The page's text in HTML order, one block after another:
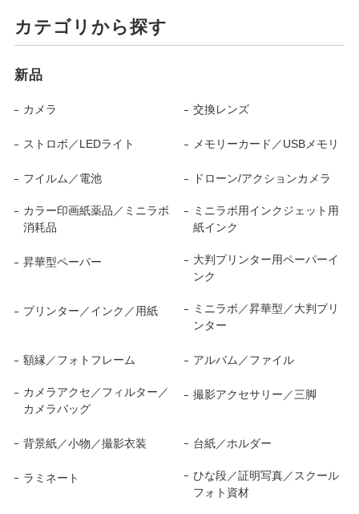
カテゴリから探す
新品
カメラ 交換レンズ
ストロボ／LEDライト メモリーカード／USBメモリ
フイルム／電池 ドローン/アクションカメラ
カラー印画紙薬品／ミニラボ
消耗品
ミニラボ用インクジェット用
紙インク
昇華型ペーパー
大判プリンター用ペーパーイ
ンク
プリンター／インク／用紙
ミニラボ／昇華型／大判プリ
ンター
額縁／フォトフレーム アルバム／ファイル
カメラアクセ／フィルター／
カメラバッグ
撮影アクセサリー／三脚
背景紙／小物／撮影衣装 台紙／ホルダー
ラミネート
ひな段／証明写真／スクール
フォト資材